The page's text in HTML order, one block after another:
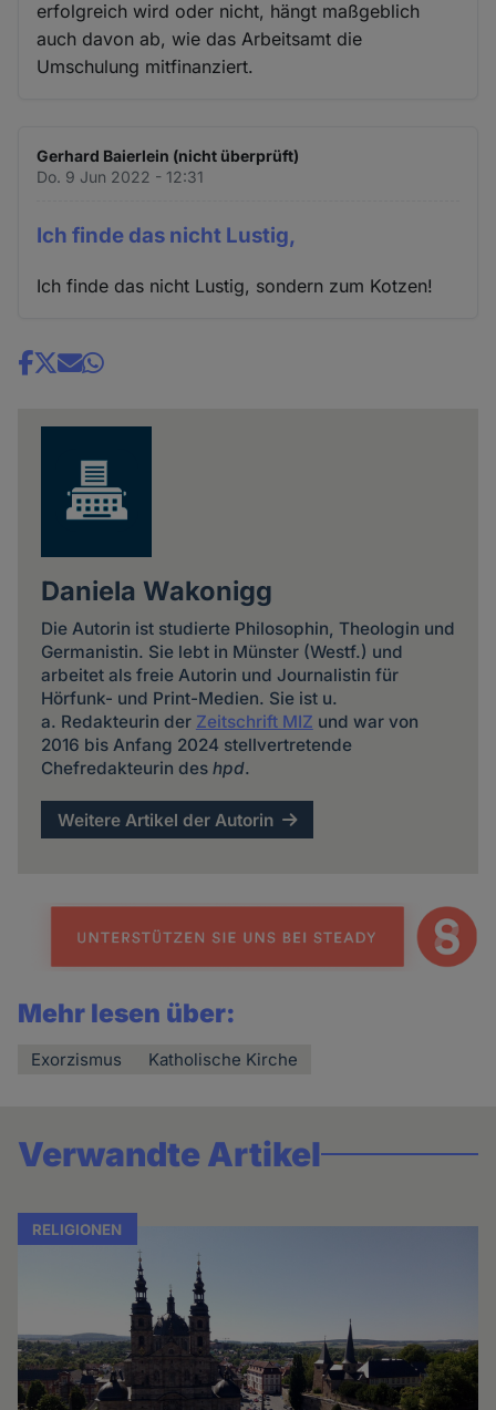
erfolgreich wird oder nicht, hängt maßgeblich
auch davon ab, wie das Arbeitsamt die
Umschulung mitfinanziert.
Gerhard Baierlein (nicht überprüft)
Do. 9 Jun 2022 - 12:31
Ich finde das nicht Lustig,
Ich finde das nicht Lustig, sondern zum Kotzen!
Share
Daniela Wakonigg
Die Autorin ist studierte Philosophin, Theologin und
Germanistin. Sie lebt in Münster (Westf.) und
arbeitet als freie Autorin und Journalistin für
Hörfunk- und Print-Medien. Sie ist u.
a. Redakteurin der Zeitschrift MIZ und war von
2016 bis Anfang 2024 stellvertretende
Chefredakteurin des hpd.
Weitere Artikel der Autorin
Mehr lesen über:
Exorzismus Katholische Kirche
Verwandte Artikel
RELIGIONEN